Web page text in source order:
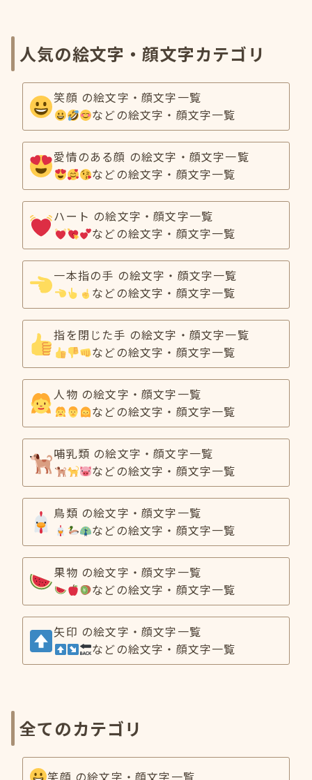
人気の絵文字・顔文字カテゴリ
笑顔 の絵文字・顔文字一覧
などの絵文字・顔文字一覧
愛情のある顔 の絵文字・顔文字一覧
などの絵文字・顔文字一覧
ハート の絵文字・顔文字一覧
などの絵文字・顔文字一覧
一本指の手 の絵文字・顔文字一覧
などの絵文字・顔文字一覧
指を閉じた手 の絵文字・顔文字一覧
などの絵文字・顔文字一覧
人物 の絵文字・顔文字一覧
などの絵文字・顔文字一覧
哺乳類 の絵文字・顔文字一覧
などの絵文字・顔文字一覧
鳥類 の絵文字・顔文字一覧
などの絵文字・顔文字一覧
果物 の絵文字・顔文字一覧
などの絵文字・顔文字一覧
矢印 の絵文字・顔文字一覧
などの絵文字・顔文字一覧
全てのカテゴリ
笑顔 の絵文字・顔文字一覧